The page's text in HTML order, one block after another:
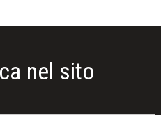
nel sito